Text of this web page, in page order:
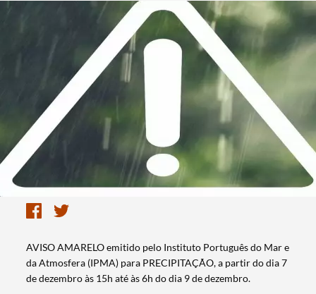
AVISO AMARELO emitido pelo Instituto Português do Mar e
da Atmosfera (IPMA) para PRECIPITAÇÃO, a partir do dia 7
de dezembro às 15h até às 6h do dia 9 de dezembro.